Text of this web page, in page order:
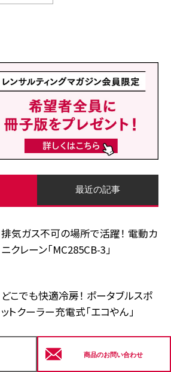
最近の記事
排気ガス不可の場所で活躍！ 電動カ
ニクレーン「MC285CB-3」
どこでも快適冷房！ ポータブルスポ
ットクーラー充電式「エコやん」
除草作業をラジコン草刈機で効率
商品のお問い合わせ